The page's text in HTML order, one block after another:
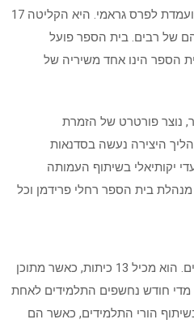
היותה חלוצת מוזיקת עולם בין לאומית והאמנית הישראלית הראשונה שהייתה מועמדת לפרס גראמי. היא הקליטה 17
של רבים. בית הספר פועל
הספר הינו אחד משיריה של
ותלמידות בית הספר, נוצר פורטרט של הזמרת
היצירה נעשה בסדנאות
יקותיאלי בשיתוף העמותה
בית הספר רחלי פרידמן וכל
בית הספר ע"ש עם עפרה חזה הוקם לפני כ-4 שנים ומונה 271 תלמידות ותלמידים. הוא מכיל 13 כיתות, כאשר מתוכן
מדי חודש נחשפים התלמידים לאחת
הורי התלמידים, כאשר הם